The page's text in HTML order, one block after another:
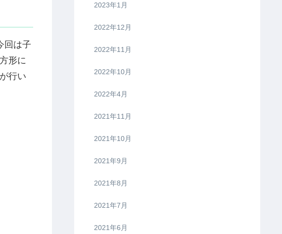
2023年1月
2022年12月
2022年11月
2022年10月
2022年4月
2021年11月
2021年10月
2021年9月
2021年8月
2021年7月
2021年6月